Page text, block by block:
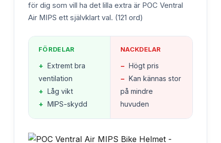
för dig som vill ha det lilla extra är POC Ventral
Air MIPS ett självklart val. (121 ord)
FÖRDELAR
+ Extremt bra
ventilation
+ Låg vikt
+ MIPS-skydd
NACKDELAR
− Högt pris
− Kan kännas stor
på mindre
huvuden